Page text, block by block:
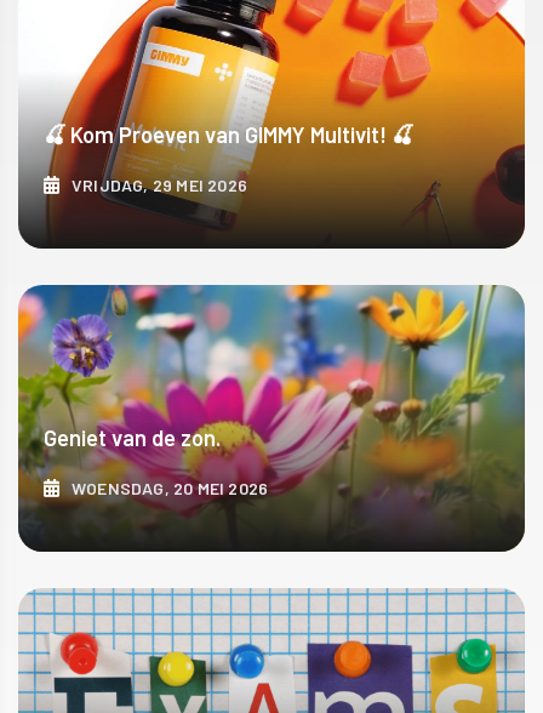
🍒 Kom Proeven van GIMMY Multivit! 🍒
VRIJDAG, 29 MEI 2026
ONTDEK MEER
Geniet van de zon.
WOENSDAG, 20 MEI 2026
ONTDEK MEER